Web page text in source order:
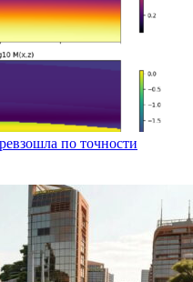
по точности